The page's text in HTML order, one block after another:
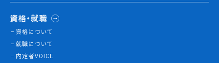
資格・就職
資格について
就職について
内定者VOICE